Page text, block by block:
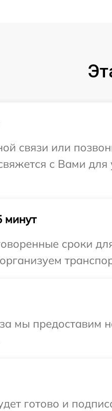
связи или
с Вами
минут
сроки
мы предоставим
готово и